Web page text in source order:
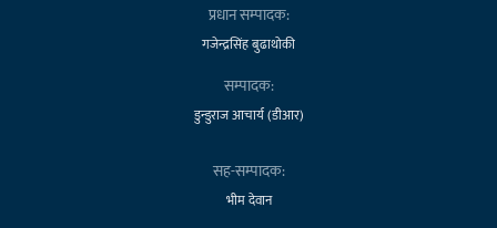
प्रधान सम्पादक:
गजेन्द्रसिंह बुढाथोकी
सम्पादक:
डुन्डुराज आचार्य (डीआर)
सह-सम्पादक:
भीम देवान